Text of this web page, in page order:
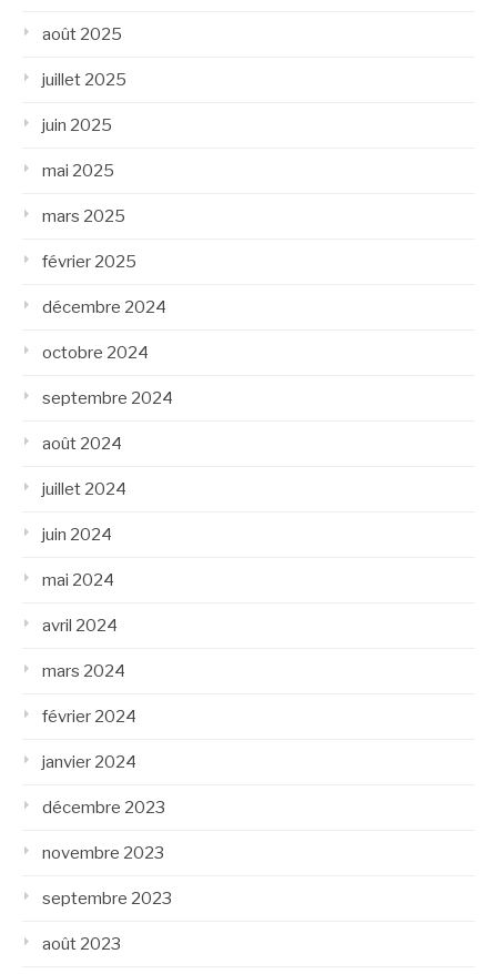
août 2025
juillet 2025
juin 2025
mai 2025
mars 2025
février 2025
décembre 2024
octobre 2024
septembre 2024
août 2024
juillet 2024
juin 2024
mai 2024
avril 2024
mars 2024
février 2024
janvier 2024
décembre 2023
novembre 2023
septembre 2023
août 2023